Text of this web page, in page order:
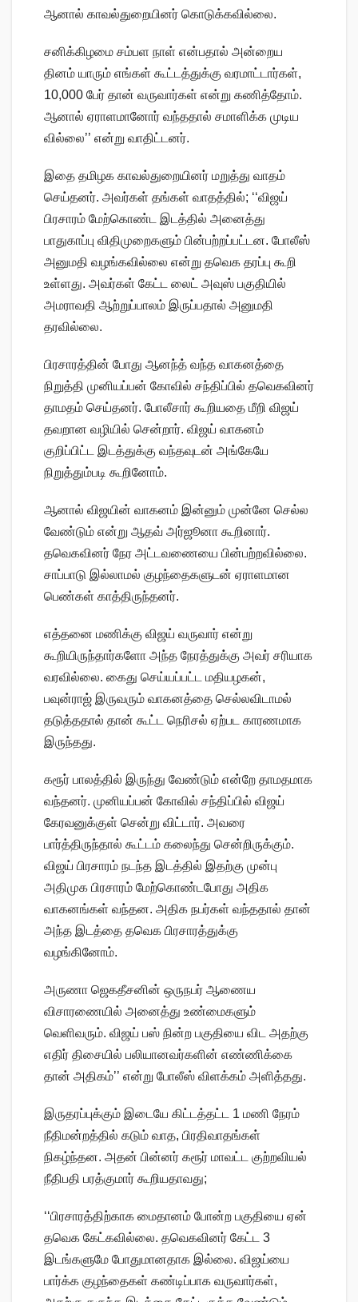
ஆனால் காவல்துறையினர் கொடுக்கவில்லை.
சனிக்கிழமை சம்பள நாள் என்பதால் அன்றைய
தினம் யாரும் எங்கள் கூட்டத்துக்கு வரமாட்டார்கள்,
10,000 பேர் தான் வருவார்கள் என்று கணித்தோம்.
ஆனால் ஏராளமானோர் வந்ததால் சமாளிக்க முடிய
வில்லை’’ என்று வாதிட்டனர்.
இதை தமிழக காவல்துறையினர் மறுத்து வாதம்
செய்தனர். அவர்கள் தங்கள் வாதத்தில்; ‘‘விஜய்
பிரசாரம் மேற்கொண்ட இடத்தில் அனைத்து
பாதுகாப்பு விதிமுறைகளும் பின்பற்றப்பட்டன. போலீஸ்
அனுமதி வழங்கவில்லை என்று தவெக தரப்பு கூறி
உள்ளது. அவர்கள் கேட்ட லைட் அவுஸ் பகுதியில்
அமராவதி ஆற்றுப்பாலம் இருப்பதால் அனுமதி
தரவில்லை.
பிரசாரத்தின் போது ஆனந்த் வந்த வாகனத்தை
நிறுத்தி முனியப்பன் கோவில் சந்திப்பில் தவெகவினர்
தாமதம் செய்தனர். போலீசார் கூறியதை மீறி விஜய்
தவறான வழியில் சென்றார். விஜய் வாகனம்
குறிப்பிட்ட இடத்துக்கு வந்தவுடன் அங்கேயே
நிறுத்தும்படி கூறினோம்.
ஆனால் விஜயின் வாகனம் இன்னும் முன்னே செல்ல
வேண்டும் என்று ஆதவ் அர்ஜூனா கூறினார்.
தவெகவினர் நேர அட்டவணையை பின்பற்றவில்லை.
சாப்பாடு இல்லாமல் குழந்தைகளுடன் ஏராளமான
பெண்கள் காத்திருந்தனர்.
எத்தனை மணிக்கு விஜய் வருவார் என்று
கூறியிருந்தார்களோ அந்த நேரத்துக்கு அவர் சரியாக
வரவில்லை. கைது செய்யப்பட்ட மதியழகன்,
பவுன்ராஜ் இருவரும் வாகனத்தை செல்லவிடாமல்
தடுத்ததால் தான் கூட்ட நெரிசல் ஏற்பட காரணமாக
இருந்தது.
கரூர் பாலத்தில் இருந்து வேண்டும் என்றே தாமதமாக
வந்தனர். முனியப்பன் கோவில் சந்திப்பில் விஜய்
கேரவனுக்குள் சென்று விட்டார். அவரை
பார்த்திருந்தால் கூட்டம் கலைந்து சென்றிருக்கும்.
விஜய் பிரசாரம் நடந்த இடத்தில் இதற்கு முன்பு
அதிமுக பிரசாரம் மேற்கொண்டபோது அதிக
வாகனங்கள் வந்தன. அதிக நபர்கள் வந்ததால் தான்
அந்த இடத்தை தவெக பிரசாரத்துக்கு
வழங்கினோம்.
அருணா ஜெகதீசனின் ஒருநபர் ஆணைய
விசாரணையில் அனைத்து உண்மைகளும்
வெளிவரும். விஜய் பஸ் நின்ற பகுதியை விட அதற்கு
எதிர் திசையில் பலியானவர்களின் எண்ணிக்கை
தான் அதிகம்’’ என்று போலீஸ் விளக்கம் அளித்தது.
இருதரப்புக்கும் இடையே கிட்டத்தட்ட 1 மணி நேரம்
நீதிமன்றத்தில் கடும் வாத, பிரதிவாதங்கள்
நிகழ்ந்தன. அதன் பின்னர் கரூர் மாவட்ட குற்றவியல்
நீதிபதி பரத்குமார் கூறியதாவது;
‘‘பிரசாரத்திற்காக மைதானம் போன்ற பகுதியை ஏன்
தவெக கேட்கவில்லை. தவெகவினர் கேட்ட 3
இடங்களுமே போதுமானதாக இல்லை. விஜய்யை
பார்க்க குழந்தைகள் கண்டிப்பாக வருவார்கள்,